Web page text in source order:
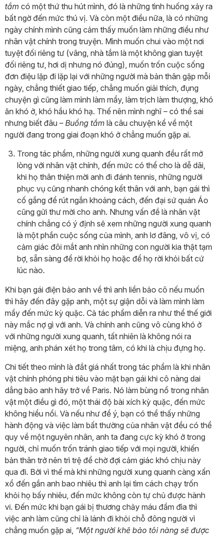
tắm có một thứ thu hút mình, đó là những tình huống xảy ra
bất ngờ đến mức thú vị. Và còn một điều nữa, là có những
ngày chính mình cũng cảm thấy muốn làm những điều như
nhân vật chính trong truyện. Mình muốn chui vào một nơi
tuyệt đối riêng tư (vâng, nhà tắm là một không gian tuyệt
đối riêng tư, hơi dị nhưng nó đúng), muốn trốn cuộc sống
đơn điệu lặp đi lặp lại với những người mà bản thân gặp mỗi
ngày, chẳng thiết giao tiếp, chẳng muốn giải thích, đụng
chuyện gì cũng làm mình làm mẩy, làm trịch làm thượng, khó
ăn khó ở, khó hầu khó hạ. Thế nên mình nghĩ – có thể sai
nhưng biết đâu – Buồng tắm là câu chuyện kể về một
người đang trong giai đoạn khó ở chẳng muốn gặp ai.
Trong tác phẩm, những người xung quanh đều rất mở
lòng với nhân vật chính, đến mức có thể cho là dễ dãi,
khi họ thân thiện mời anh đi đánh tennis, những người
phục vụ cũng nhanh chóng kết thân với anh, bạn gái thì
cố gắng để rút ngắn khoảng cách, đến đại sứ quán Áo
cũng gửi thư mời cho anh. Nhưng vấn đề là nhân vật
chính chẳng có ý định sẽ xem những người xung quanh
là một phần cuộc sống của mình, anh lơ đãng, vô vị, có
cảm giác đôi mắt anh nhìn những con người kia thật tạm
bợ, sẵn sàng để rời khỏi họ hoặc để họ rời khỏi bất cứ
lúc nào.
Khi bạn gái điện bảo anh về thì anh liền bảo cô nếu muốn
thì hãy đến đây gặp anh, một sự giận dỗi và làm mình làm
mẩy đến mức kỳ quặc. Cả tác phẩm diễn ra như thể thế giới
này mắc nợ gì với anh. Và chính anh cũng vô cùng khó ở
với những người xung quanh, tất nhiên là không nói ra
miệng, anh phán xét họ trong tâm, có khi là chịu đựng họ.
Chi tiết theo mình là đắt giá nhất trong tác phẩm là khi nhân
vật chính phóng phi tiêu vào mặt bạn gái khi cô nàng dai
dẳng bảo anh hãy trở về Paris. Nó làm bùng nổ trong nhân
vật một điều gì đó, một thái độ bài xích kỳ quặc, đến mức
không hiểu nổi. Và nếu như để ý, bạn có thể thấy những
hành động và việc làm bất thường của nhân vật đều có thể
quy về một nguyên nhân, anh ta đang cực kỳ khó ở trong
người, chỉ muốn trốn tránh giao tiếp với mọi người, khiến
bản thân trở nên trì trệ để chờ đợi cảm giác khó chịu này
qua đi. Bởi vì thế mà khi những người xung quanh càng xấn
xổ đến gần anh bao nhiêu thì anh lại tìm cách chạy trốn
khỏi họ bấy nhiêu, đến mức không còn tự chủ được hành
vi. Đến mức khi bạn gái bị thương chảy máu đầm đìa thì
việc anh làm cũng chỉ là lánh đi khỏi chỗ đông người vì
chẳng muốn gặp ai, “Một người khẽ bảo tôi nàng sẽ được